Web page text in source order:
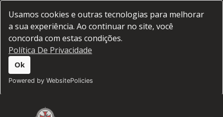
Usamos cookies e outras tecnologias para melhorar
a sua experiência. Ao continuar no site, você
concorda com estas condições.
Política De Privacidade
Ok
Powered by WebsitePolicies